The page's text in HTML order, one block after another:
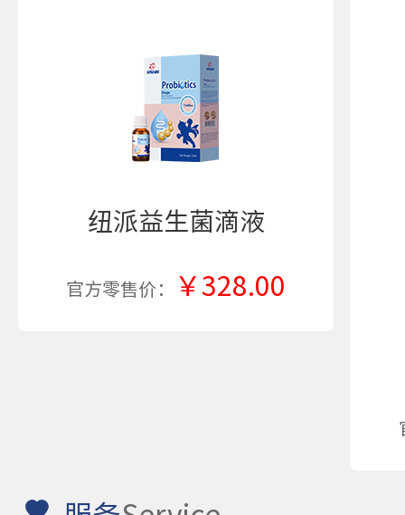
纽派益生菌滴液
官方零售价： ￥328.00